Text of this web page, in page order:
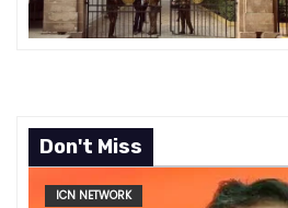
t
o
n
Don't Miss
ICN NETWORK